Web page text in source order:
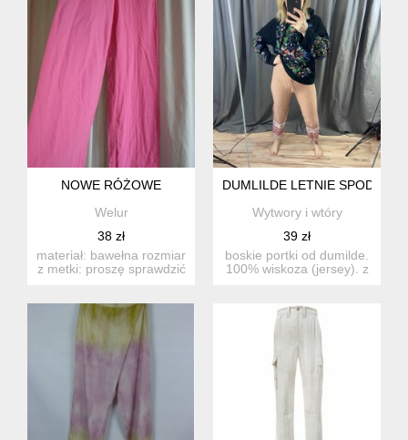
NOWE RÓŻOWE
Welur
38 zł
materiał: bawełna rozmiar
z metki: proszę sprawdzić
DUMLILDE LETNIE SPODNIE
Wytwory i wtóry
39 zł
boskie portki od dumilde.
100% wiskoza (jersey). z